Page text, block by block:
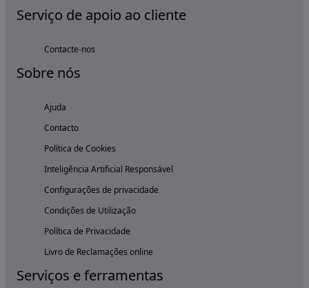
Serviço de apoio ao cliente
Contacte-nos
Sobre nós
Ajuda
Contacto
Política de Cookies
Inteligência Artificial Responsável
Configurações de privacidade
Condições de Utilização
Política de Privacidade
Livro de Reclamações online
Serviços e ferramentas